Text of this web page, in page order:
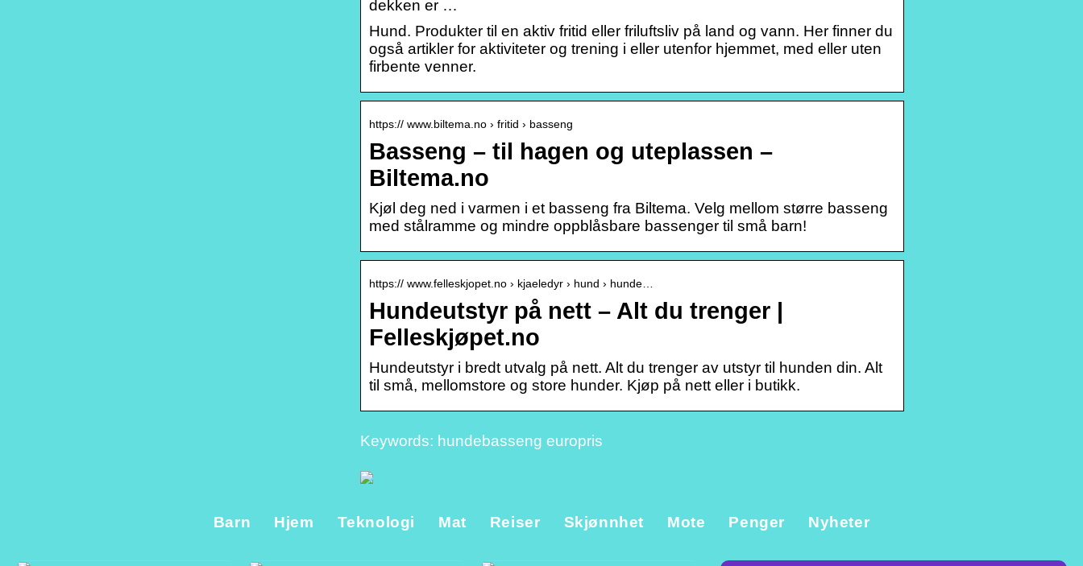
dekken er …
Hund. Produkter til en aktiv fritid eller friluftsliv på land og vann. Her finner du
også artikler for aktiviteter og trening i eller utenfor hjemmet, med eller uten
firbente venner.
https:// www.biltema.no › fritid › basseng
Basseng – til hagen og uteplassen –
Biltema.no
Kjøl deg ned i varmen i et basseng fra Biltema. Velg mellom større basseng
med stålramme og mindre oppblåsbare bassenger til små barn!
https:// www.felleskjopet.no › kjaeledyr › hund › hunde…
Hundeutstyr på nett – Alt du trenger |
Felleskjøpet.no
Hundeutstyr i bredt utvalg på nett. Alt du trenger av utstyr til hunden din. Alt
til små, mellomstore og store hunder. Kjøp på nett eller i butikk.
Keywords: hundebasseng europris
Barn Hjem Teknologi Mat Reiser Skjønnhet Mote Penger Nyheter